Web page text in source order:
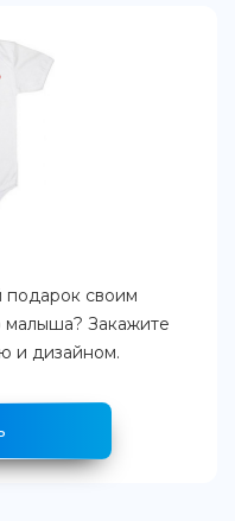
подарок своим
малыша? Закажите
и дизайном.